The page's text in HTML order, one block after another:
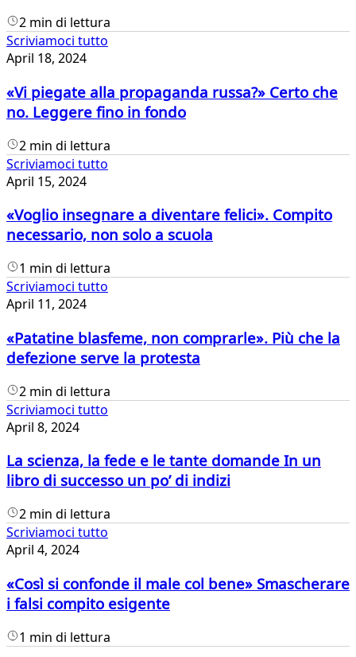
2 min di lettura
Scriviamoci tutto
April 18, 2024
«Vi piegate alla propaganda russa?» Certo che
no. Leggere fino in fondo
2 min di lettura
Scriviamoci tutto
April 15, 2024
«Voglio insegnare a diventare felici». Compito
necessario, non solo a scuola
1 min di lettura
Scriviamoci tutto
April 11, 2024
«Patatine blasfeme, non comprarle». Più che la
defezione serve la protesta
2 min di lettura
Scriviamoci tutto
April 8, 2024
La scienza, la fede e le tante domande In un
libro di successo un po’ di indizi
2 min di lettura
Scriviamoci tutto
April 4, 2024
«Così si confonde il male col bene» Smascherare
i falsi compito esigente
1 min di lettura